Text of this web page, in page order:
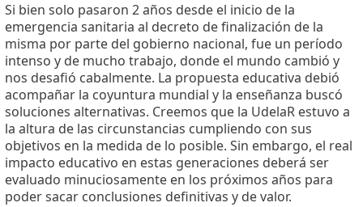
Si bien solo pasaron 2 años desde el inicio de la
emergencia sanitaria al decreto de finalización de la
misma por parte del gobierno nacional, fue un período
intenso y de mucho trabajo, donde el mundo cambió y
nos desafió cabalmente. La propuesta educativa debió
acompañar la coyuntura mundial y la enseñanza buscó
soluciones alternativas. Creemos que la UdelaR estuvo a
la altura de las circunstancias cumpliendo con sus
objetivos en la medida de lo posible. Sin embargo, el real
impacto educativo en estas generaciones deberá ser
evaluado minuciosamente en los próximos años para
poder sacar conclusiones definitivas y de valor.